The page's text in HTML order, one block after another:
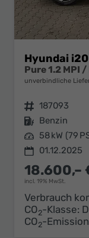
Hyundai i20
unverbindliche
Fahrzeugnr. 187093
Kraftstoff Benzin
Leistung 58 kW (79
01.12.2025
18.600,–
incl. 19% MwSt.
Verbrauch
CO2-Klasse: D
CO2-